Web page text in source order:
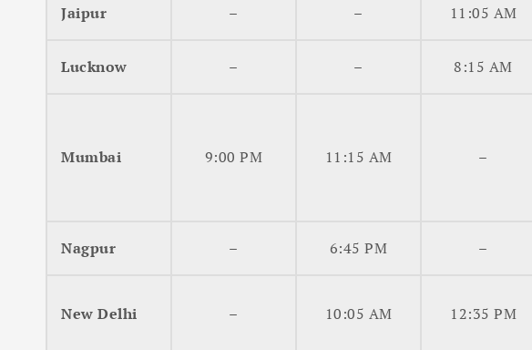
Jaipur – – 11:05 AM
Lucknow – – 8:15 AM
Mumbai 9:00 PM 11:15 AM –
Nagpur – 6:45 PM –
New Delhi – 10:05 AM 12:35 PM